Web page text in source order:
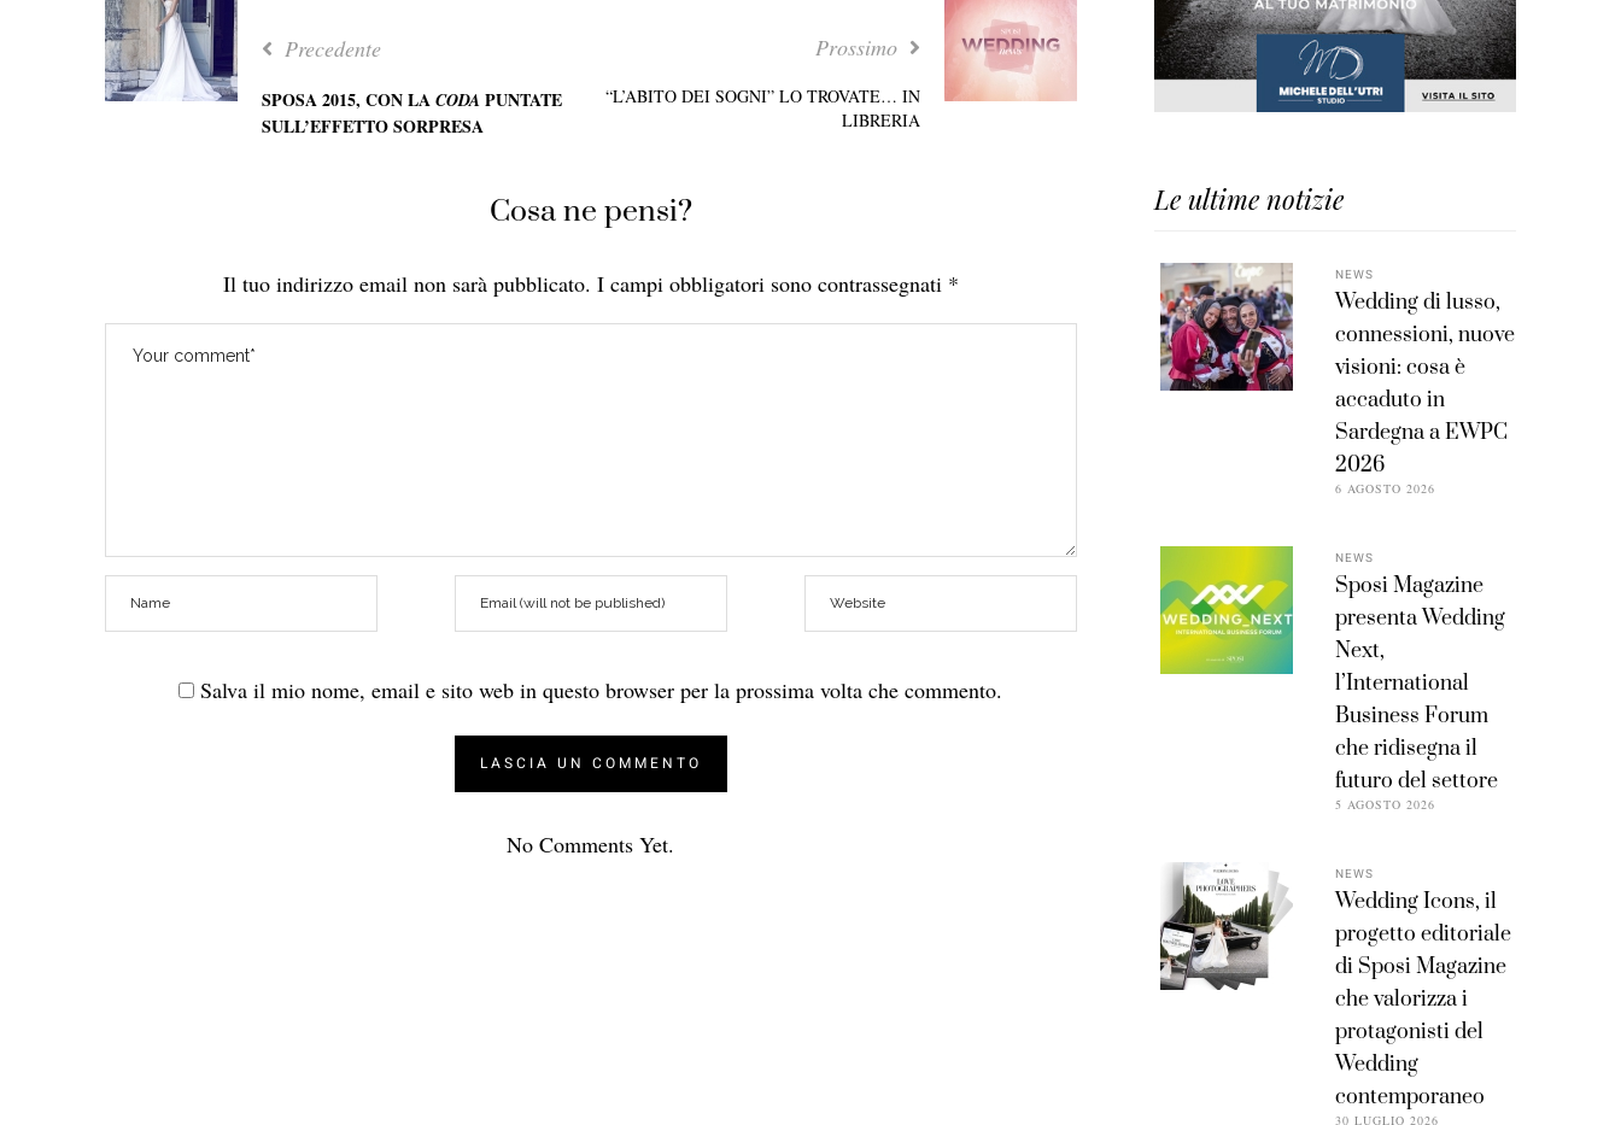
Precedente
SPOSA 2015, CON LA CODA PUNTATE
SULL’EFFETTO SORPRESA
Prossimo
“L’ABITO DEI SOGNI” LO TROVATE… IN
LIBRERIA
Cosa ne pensi?
Il tuo indirizzo email non sarà pubblicato. I campi obbligatori sono contrassegnati *
Salva il mio nome, email e sito web in questo browser per la prossima volta che commento.
No Comments Yet.
Le ultime notizie
NEWS
Wedding di lusso,
connessioni, nuove
visioni: cosa è
accaduto in
Sardegna a EWPC
2026
6 AGOSTO 2026
NEWS
Sposi Magazine
presenta Wedding
Next,
l’International
Business Forum
che ridisegna il
futuro del settore
5 AGOSTO 2026
NEWS
Wedding Icons, il
progetto editoriale
di Sposi Magazine
che valorizza i
protagonisti del
Wedding
contemporaneo
30 LUGLIO 2026